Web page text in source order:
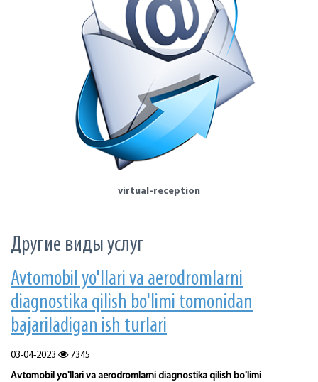
virtual-reception
Другие виды услуг
Avtomobil yo'llari va aerodromlarni
diagnostika qilish bo'limi tomonidan
bajariladigan ish turlari
03-04-2023
7345
Avtomobil yo'llari va aerodromlarni diagnostika qilish bo'limi